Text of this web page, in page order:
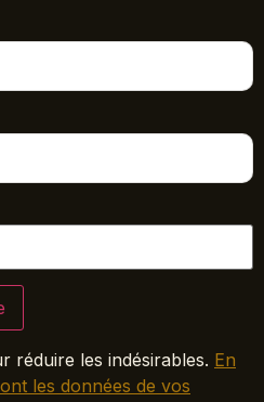
réduire les indésirables. En
les données de vos